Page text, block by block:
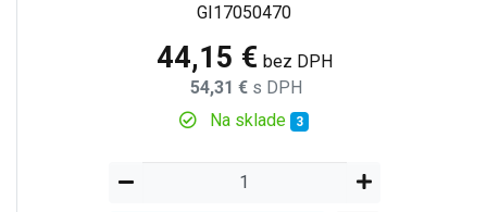
GI17050470
44,15 € bez DPH
54,31 € s DPH
Na sklade 3